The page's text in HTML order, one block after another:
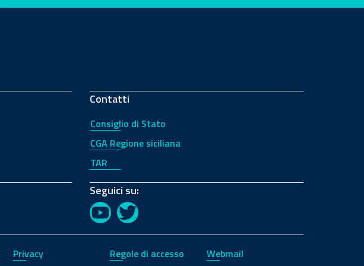
Contatti
Consiglio di Stato
CGA Regione siciliana
TAR
Seguici su:
YouTubeTwitter
Privacy Regole di accesso Webmail